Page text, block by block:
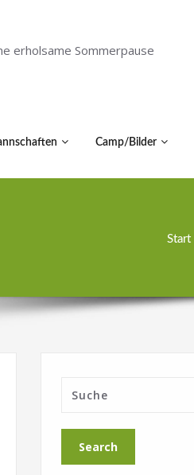
erholsame Sommerpause
Camp/Bilder
Start